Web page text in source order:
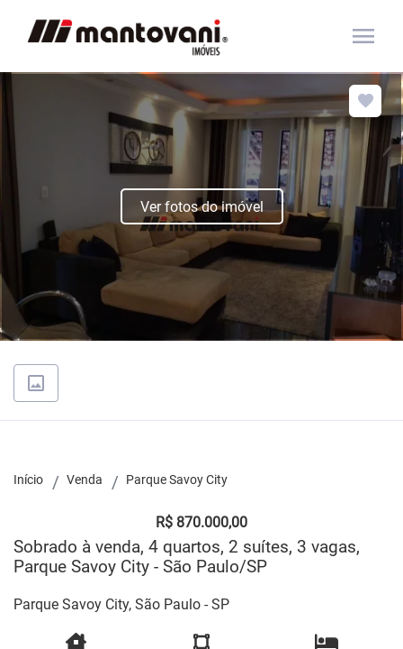
menu
Ver fotos do imóvel
Início Venda Parque Savoy City
R$ 870.000,00
Sobrado à venda, 4 quartos, 2 suítes, 3 vagas,
Parque Savoy City - São Paulo/SP
Parque Savoy City, São Paulo - SP